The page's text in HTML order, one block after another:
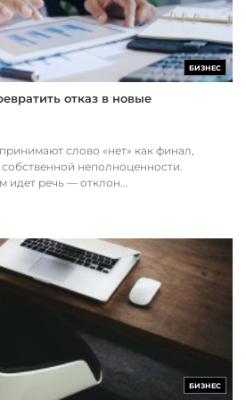
БИЗНЕС
отказ в новые
слово «нет» как финал,
неполноценности.
идет речь — отклон...
БИЗНЕС